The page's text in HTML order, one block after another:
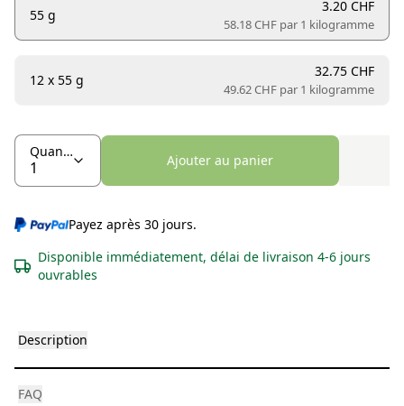
55 g
3.20 CHF
58.18 CHF par 1 kilogramme
12 x 55 g
32.75 CHF
49.62 CHF par 1 kilogramme
Quantité
Ajouter au panier
Payez après 30 jours.
Disponible immédiatement, délai de livraison 4-6 jours
ouvrables
Description
FAQ